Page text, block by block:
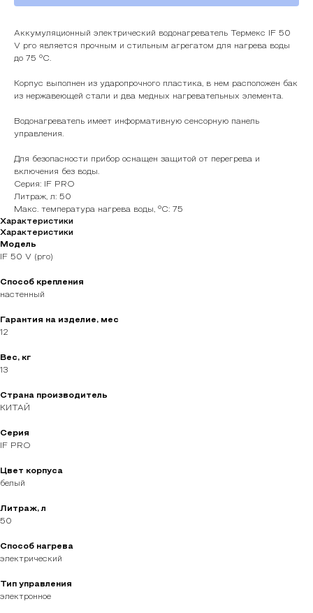
Аккумуляционный электрический водонагреватель Термекс IF 50
V pro является прочным и стильным агрегатом для нагрева воды
до 75 °С.
Корпус выполнен из ударопрочного пластика, в нем расположен бак
из нержавеющей стали и два медных нагревательных элемента.
Водонагреватель имеет информативную сенсорную панель
управления.
Для безопасности прибор оснащен защитой от перегрева и
включения без воды.
Серия: IF PRO
Литраж, л: 50
Макс. температура нагрева воды, °С: 75
Характеристики
Характеристики
Модель
IF 50 V (pro)
Способ крепления
настенный
Гарантия на изделие, мес
12
Вес, кг
13
Страна производитель
КИТАЙ
Серия
IF PRO
Цвет корпуса
белый
Литраж, л
50
Способ нагрева
электрический
Тип управления
электронное